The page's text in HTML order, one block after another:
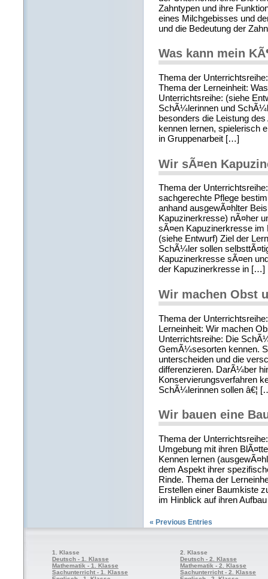
Zahntypen und ihre
eines Milchgebisses und
und die Bedeutung der
Was kann mein
Thema der
Thema der Lerneinheit:
Unterrichtsreihe: (siehe
SchÃ¼lerinnen und
besonders die Leistung
kennen lernen, spielerisch
in Gruppenarbeit […]
Wir sÃ¤en
Thema der
sachgerechte Pflege
anhand ausgewÃ¤hlter
Kapuzinerkresse) nÃ¤her
sÃ¤en Kapuzinerkresse im
(siehe Entwurf) Ziel der
SchÃ¼ler sollen
Kapuzinerkresse sÃ¤en
der Kapuzinerkresse in […]
Wir machen Obst
Thema der
Lerneinheit: Wir machen
Unterrichtsreihe: Die
GemÃ¼sesorten kennen.
unterscheiden und die
differenzieren. DarÃ¼ber
Konservierungsverfahren
SchÃ¼lerinnen sollen â€¦
Wir bauen eine
Thema der
Umgebung mit ihren
Kennen lernen
dem Aspekt ihrer
Rinde. Thema der
Erstellen einer Baumkiste
im Hinblick auf ihren
« Previous Entries
1. Klasse
Deutsch - 1. Klasse
Mathematik - 1. Klasse
Sachunterricht - 1. Klasse
2. Klasse
Deutsch - 2. Klasse
Mathematik - 2. Klasse
Sachunterricht - 2. Klasse